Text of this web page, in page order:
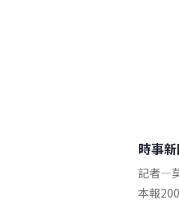
時事
記者—
本報